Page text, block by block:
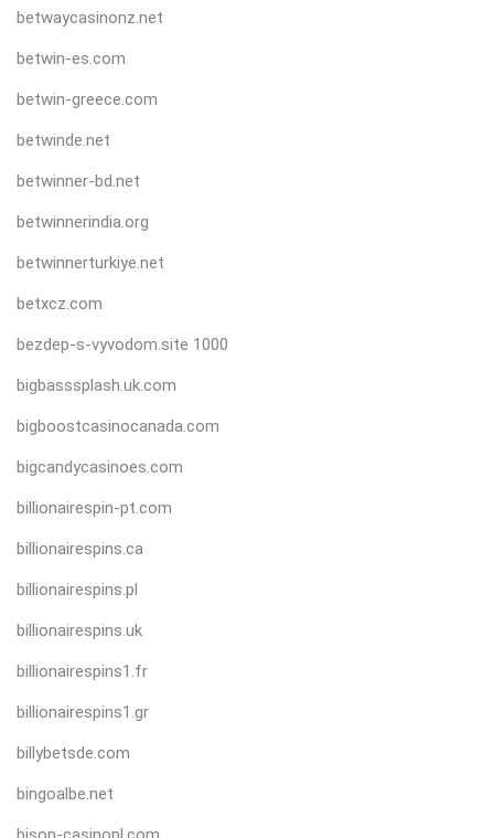
betwaycasinonz.net
betwin-es.com
betwin-greece.com
betwinde.net
betwinner-bd.net
betwinnerindia.org
betwinnerturkiye.net
betxcz.com
bezdep-s-vyvodom.site 1000
bigbasssplash.uk.com
bigboostcasinocanada.com
bigcandycasinoes.com
billionairespin-pt.com
billionairespins.ca
billionairespins.pl
billionairespins.uk
billionairespins1.fr
billionairespins1.gr
billybetsde.com
bingoalbe.net